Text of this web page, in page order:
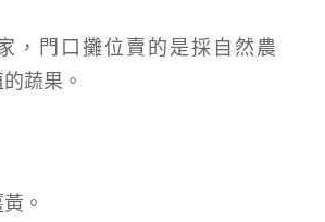
，門口攤位賣的是採自然農
蔬果。
。